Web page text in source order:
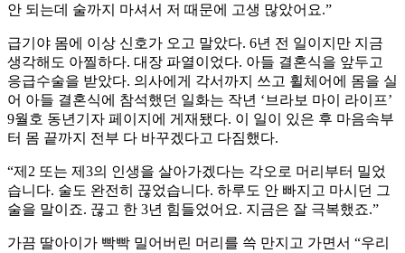
안 되는데 술까지 마셔서 저 때문에 고생 많았어요.”
급기야 몸에 이상 신호가 오고 말았다. 6년 전 일이지만 지금
생각해도 아찔하다. 대장 파열이었다. 아들 결혼식을 앞두고
응급수술을 받았다. 의사에게 각서까지 쓰고 휠체어에 몸을 실
어 아들 결혼식에 참석했던 일화는 작년 ‘브라보 마이 라이프’
9월호 동년기자 페이지에 게재됐다. 이 일이 있은 후 마음속부
터 몸 끝까지 전부 다 바꾸겠다고 다짐했다.
“제2 또는 제3의 인생을 살아가겠다는 각오로 머리부터 밀었
습니다. 술도 완전히 끊었습니다. 하루도 안 빠지고 마시던 그
술을 말이죠. 끊고 한 3년 힘들었어요. 지금은 잘 극복했죠.”
가끔 딸아이가 빡빡 밀어버린 머리를 쓱 만지고 가면서 “우리